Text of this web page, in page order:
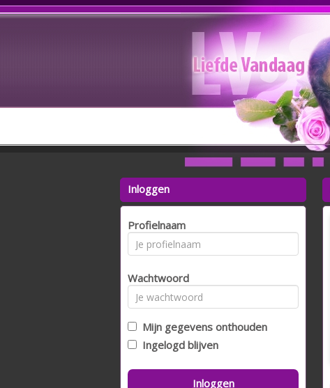
Inloggen
Profielnaam
Wachtwoord
Mijn gegevens onthouden
Ingelogd blijven
Inloggen